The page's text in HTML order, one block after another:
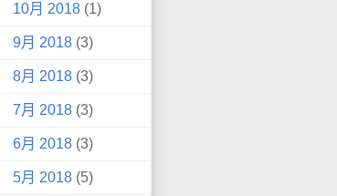
10月 2018 (1)
9月 2018 (3)
8月 2018 (3)
7月 2018 (3)
6月 2018 (3)
5月 2018 (5)